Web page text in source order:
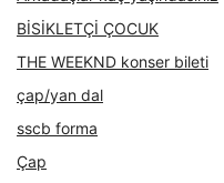
BİSİKLETÇİ ÇOCUK
THE WEEKND konser bileti
çap/yan dal
sscb forma
Çap